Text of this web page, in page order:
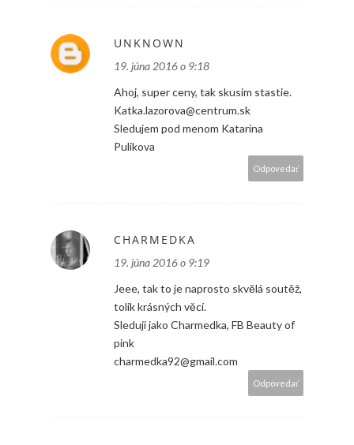
UNKNOWN
19. júna 2016 o 9:18
Ahoj, super ceny, tak skusim stastie.
Katka.lazorova@centrum.sk
Sledujem pod menom Katarina
Pulikova
Odpovedať
CHARMEDKA
19. júna 2016 o 9:19
Jeee, tak to je naprosto skvělá soutěž,
tolik krásných věcí.
Sleduji jako Charmedka, FB Beauty of
pink
charmedka92@gmail.com
Odpovedať